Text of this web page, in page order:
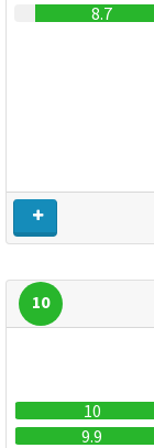
8.7
10
10
9.9